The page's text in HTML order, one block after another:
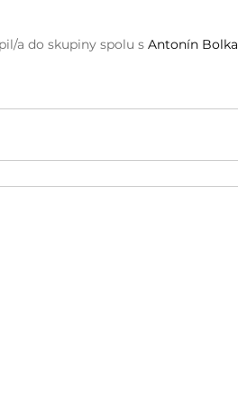
a do skupiny spolu s Antonín Bolka